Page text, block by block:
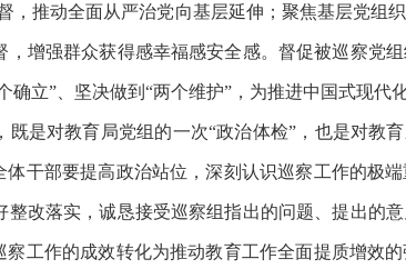
，推动全面从严治党向基层延伸；聚焦基层党组
增强群众获得感幸福感安全感。督促被巡察党
立”、坚决做到“两个维护”，为推进中国式现代
是对教育局党组的一次“政治体检”，也是对教
干部要提高政治站位，深刻认识巡察工作的极
改落实，诚恳接受巡察组指出的问题、提出的
工作的成效转化为推动教育工作全面提质增效